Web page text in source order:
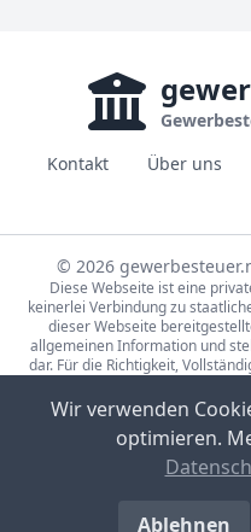
Kontakt
Über uns
© 2026
Diese Webseite ist eine
keinerlei Verbindung zu
dieser Webseite
allgemeinen Information und
dar. Für die Richtigkeit,
steuerlichen Fragen
Die Steuerdaten auf
Statistische Ämter des
Datensätze: 71231-01-02-5,
Bild-Quellen Sponsored-Links:
Wir verwenden
optimieren.
Ablehnen